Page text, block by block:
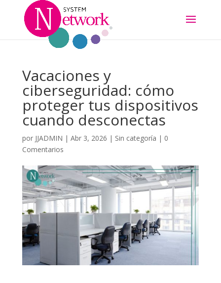
Vacaciones y
ciberseguridad: cómo
proteger tus dispositivos
cuando desconectas
por JJADMIN | Abr 3, 2026 | Sin categoría | 0
Comentarios